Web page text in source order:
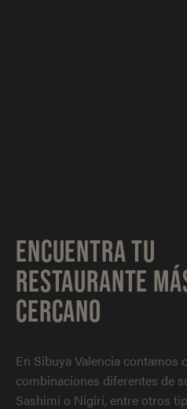
ENCUENTRA TU
RESTAURANTE
CERCANO
En Sibuya Valencia contamos
combinaciones diferentes de
Sashimi o Nigiri, entre otros